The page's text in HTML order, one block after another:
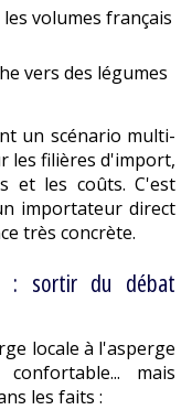
volumes français
vers des légumes
un scénario multi-
les filières d'import,
et les coûts. C'est
importateur direct
très concrète.
: sortir du débat
locale à l'asperge
mais
les faits :